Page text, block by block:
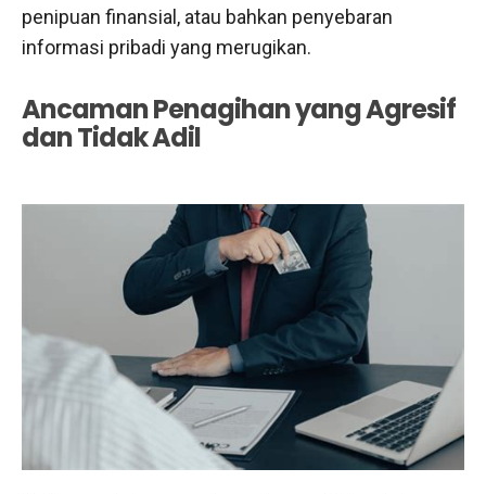
penipuan finansial, atau bahkan penyebaran
informasi pribadi yang merugikan.
Ancaman Penagihan yang Agresif
dan Tidak Adil